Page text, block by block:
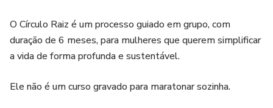
O Círculo Raiz é um processo guiado em grupo, com
duração de 6 meses, para mulheres que querem simplificar
a vida de forma profunda e sustentável.
Ele não é um curso gravado para maratonar sozinha.